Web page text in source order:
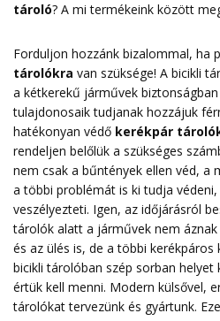
tároló? A mi termékeink között
Forduljon hozzánk bizalommal, ha
tárolókra van szüksége! A bicikli
a kétkerekű járművek
tulajdonosaik tudjanak hozzájuk
hatékonyan védő kerékpár
rendeljen belőlük a szükséges
nem csak a bűntények ellen véd, a
a többi problémát is ki tudja
veszélyezteti. Igen, az időjárásról
tárolók alatt a járművek nem
és az ülés is, de a többi
bicikli tárolóban szép sorban helyet
értük kell menni. Modern külsővel,
tárolókat tervezünk és gyártunk.